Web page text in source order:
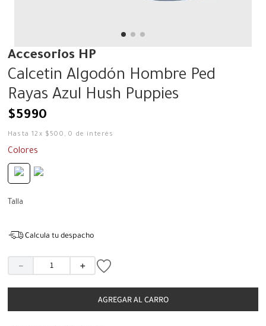
Accesorios HP
Calcetin Algodón Hombre Ped
Rayas Azul Hush Puppies
$5990
Hasta12 x $ 500 ,0 de interés
Colores
Talla
Calcula tu despacho
＋
－
AGREGAR AL CARRO